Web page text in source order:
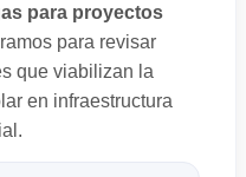
para proyectos
para revisar
que viabilizan la
en infraestructura